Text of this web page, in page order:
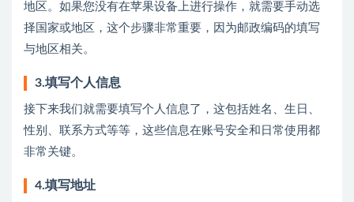
地区。如果您没有在苹果设备上进行操作，就需要手动选
择国家或地区，这个步骤非常重要，因为邮政编码的填写
与地区相关。
3.填写个人信息
接下来我们就需要填写个人信息了，这包括姓名、生日、
性别、联系方式等等，这些信息在账号安全和日常使用都
非常关键。
4.填写地址